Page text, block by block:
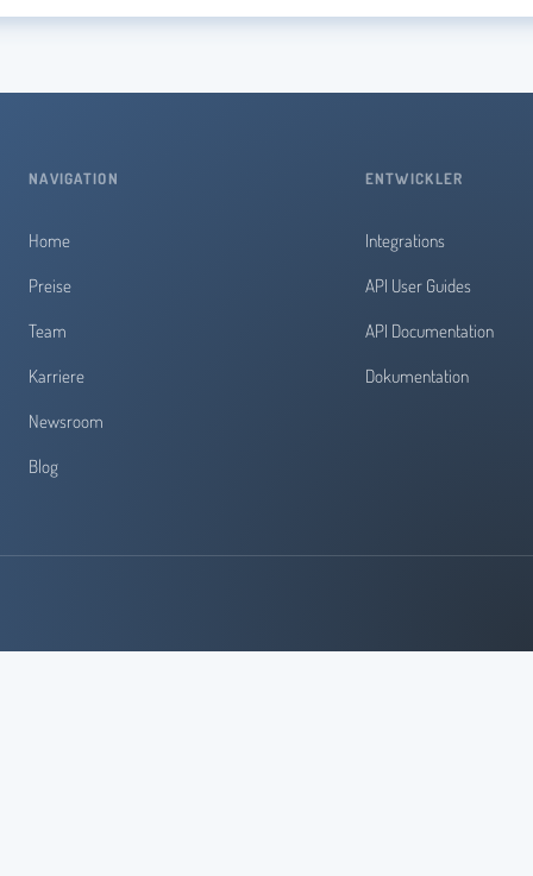
NAVIGATION
Home
Preise
Team
Karriere
Newsroom
Blog
ENTWICKLER
Integrations
API User Guides
API Documentation
Dokumentation